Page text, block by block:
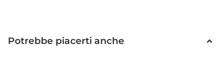
Potrebbe piacerti anche